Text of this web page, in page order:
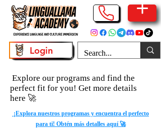
Login
Explore our programs and find the
perfect fit for you! Get more details
here 🚀
¡Explora nuestros programas y encuentra el perfecto
para ti! Obtén más detalles aquí 🚀